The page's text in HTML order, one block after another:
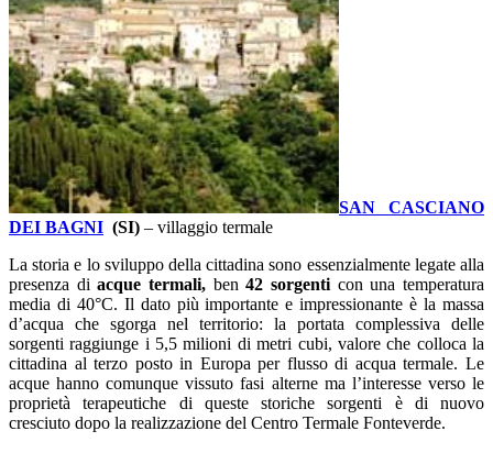
SAN CASCIANO
DEI BAGNI (SI) – villaggio termale
La storia e lo sviluppo della cittadina sono essenzialmente legate alla
presenza di acque termali, ben42 sorgenti con una temperatura
media di 40°C. Il dato più importante e impressionante è la massa
d’acqua che sgorga nel territorio: la portata complessiva delle
sorgenti raggiunge i 5,5 milioni di metri cubi, valore che colloca la
cittadina al terzo posto in Europa per flusso di acqua termale. Le
acque hanno comunque vissuto fasi alterne ma l’interesse verso le
proprietà terapeutiche di queste storiche sorgenti è di nuovo
cresciuto dopo la realizzazione del Centro Termale Fonteverde.